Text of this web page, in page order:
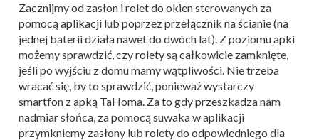
Zacznijmy od zasłon i rolet do okien sterowanych za
pomocą aplikacji lub poprzez przełącznik na ścianie (na
jednej baterii działa nawet do dwóch lat). Z poziomu apki
możemy sprawdzić, czy rolety są całkowicie zamknięte,
jeśli po wyjściu z domu mamy wątpliwości. Nie trzeba
wracać się, by to sprawdzić, ponieważ wystarczy
smartfon z apką TaHoma. Za to gdy przeszkadza nam
nadmiar słońca, za pomocą suwaka w aplikacji
przymkniemy zasłony lub rolety do odpowiedniego dla